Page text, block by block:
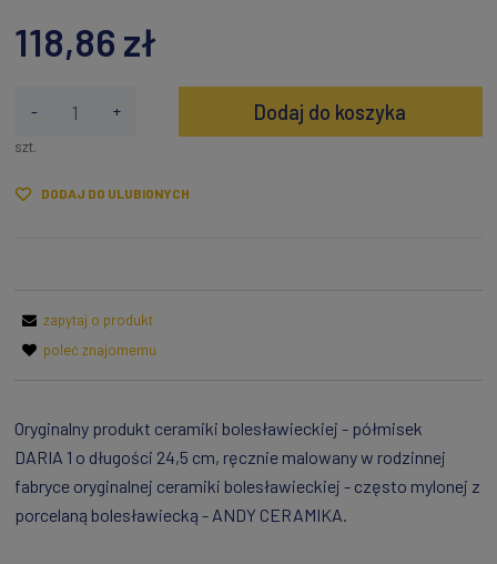
118,86 zł
- +
szt.
Dodaj do koszyka
DODAJ DO ULUBIONYCH
zapytaj o produkt
poleć znajomemu
Oryginalny produkt ceramiki bolesławieckiej - półmisek
DARIA 1 o długości 24,5 cm, ręcznie malowany w rodzinnej
fabryce oryginalnej ceramiki bolesławieckiej - często mylonej z
porcelaną bolesławiecką - ANDY CERAMIKA.